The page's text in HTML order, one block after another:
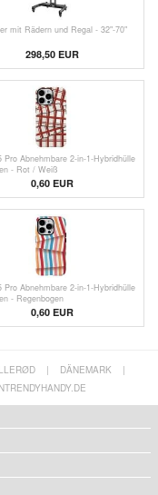
mit Rädern und Regal - 32"-70"
298,50EUR
Pro Abnehmbare 2-in-1-Hybridhülle
- Rot / Weiß
0,60EUR
Pro Abnehmbare 2-in-1-Hybridhülle
- Regenbogen
0,60EUR
| DÄNEMARK
|